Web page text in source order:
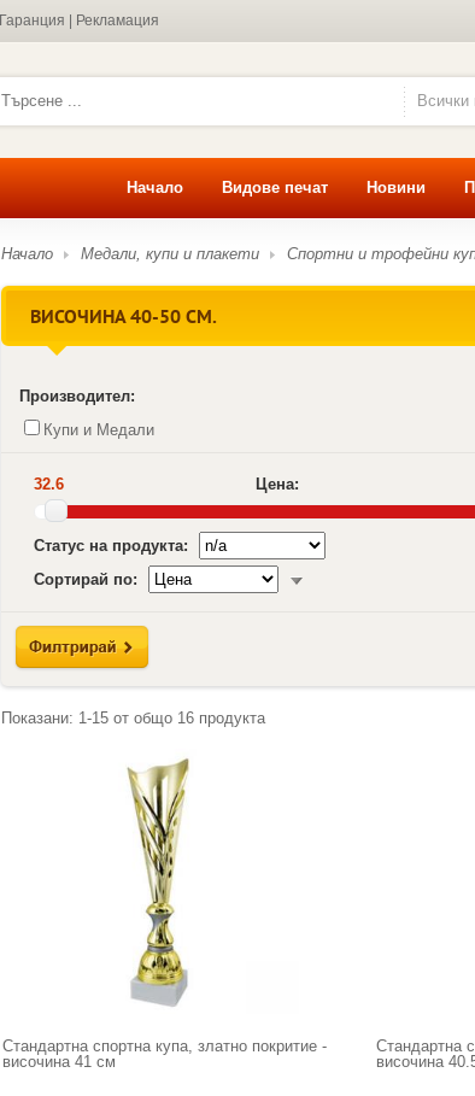
Гаранция Рекламация
Всички
Начало Видове печат Новини
Начало Медали, купи и плакети Спортни и трофейни
ВИСОЧИНА 40-50 СМ.
Производител:
Купи и Медали
32.6 Цена:
Статус на продукта:
Сортирай по:
Показани: 1-15от общо 16продукта
Стандартна спортна купа, златно покритие -
височина 41 см
Стандартна
височина